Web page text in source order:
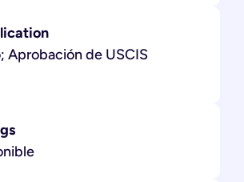
Aprobación de USCIS